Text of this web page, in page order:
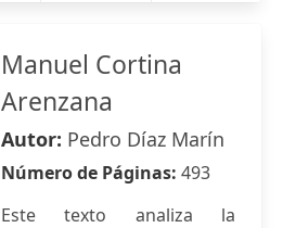
Manuel Cortina
Arenzana
Autor: Pedro Díaz Marín
Número de Páginas: 493
Este texto analiza la